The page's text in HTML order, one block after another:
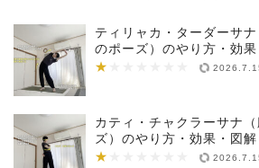
ティリャカ・ターダーサ
のポーズ）のやり方・効
★
★★★★★★★
カティ・チャクラーサナ
ズ）のやり方・効果・図解
★
★★★★★★★